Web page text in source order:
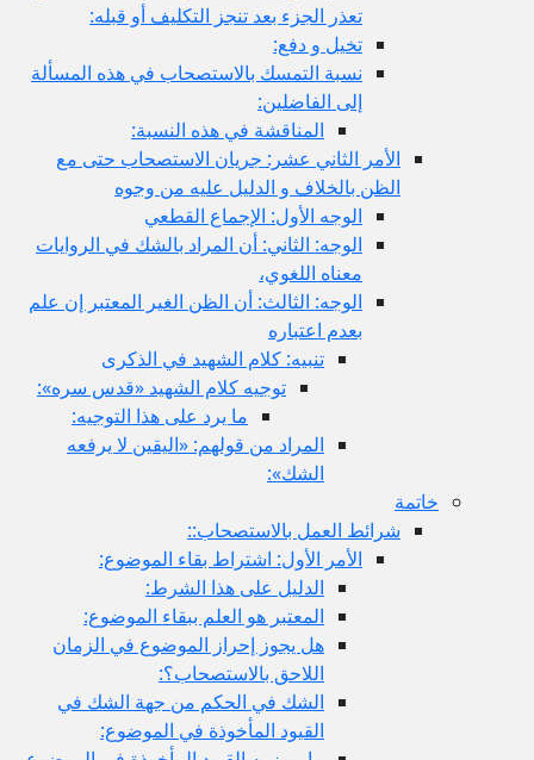
تعذر الجزء بعد تنجز التكليف أو قبله:
تخيل و دفع:
نسبة التمسك بالاستصحاب في هذه المسألة
إلى الفاضلين:
المناقشة في هذه النسبة:
الأمر الثاني عشر: جريان الاستصحاب حتى مع
الظن بالخلاف و الدليل عليه من وجوه
الوجه الأول: الإجماع القطعي
الوجه: الثاني: أن المراد بالشك في الروايات
معناه اللغوي،
الوجه: الثالث: أن الظن الغير المعتبر إن علم
بعدم اعتباره
تنبيه: كلام الشهيد في الذكرى
توجيه كلام الشهيد «قدس سره»:
ما يرد على هذا التوجيه:
المراد من قولهم: «اليقين لا يرفعه
الشك»:
خاتمة
شرائط العمل بالاستصحاب::
الأمر الأول: اشتراط بقاء الموضوع:
الدليل على هذا الشرط:
المعتبر هو العلم ببقاء الموضوع:
هل يجوز إحراز الموضوع في الزمان
اللاحق بالاستصحاب؟:
الشك في الحكم من جهة الشك في
القيود المأخوذة في الموضوع: